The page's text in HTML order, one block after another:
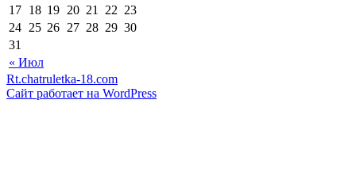
« Июл
17 18 19 20 21 22 23
24 25 26 27 28 29 30
31
Rt.chatruletka-18.com
Сайт работает на WordPress